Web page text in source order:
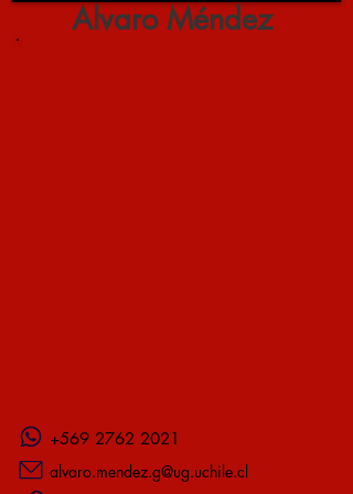
Alvaro Méndez
+569 2762 2021
alvaro.mendez.g@ug.uchile.cl